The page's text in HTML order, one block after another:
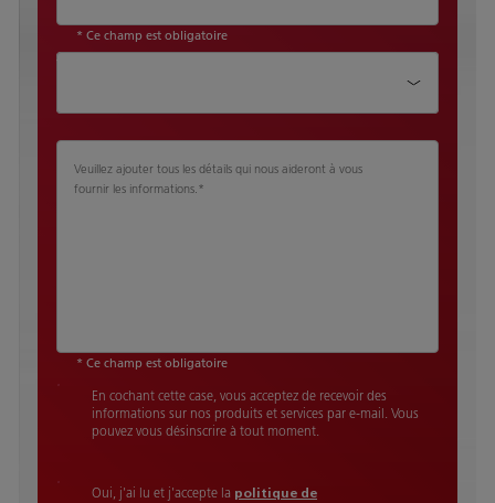
* Ce champ est obligatoire
Veuillez ajouter tous les détails qui nous aideront à vous
fournir les informations. *
* Ce champ est obligatoire
En cochant cette case, vous acceptez de recevoir des
informations sur nos produits et services par e-mail. Vous
pouvez vous désinscrire à tout moment.
Oui, j'ai lu et j'accepte la politique de